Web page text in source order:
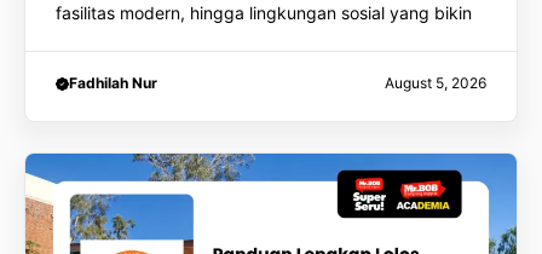
fasilitas modern, hingga lingkungan sosial yang bikin
Fadhilah Nur August 5, 2026